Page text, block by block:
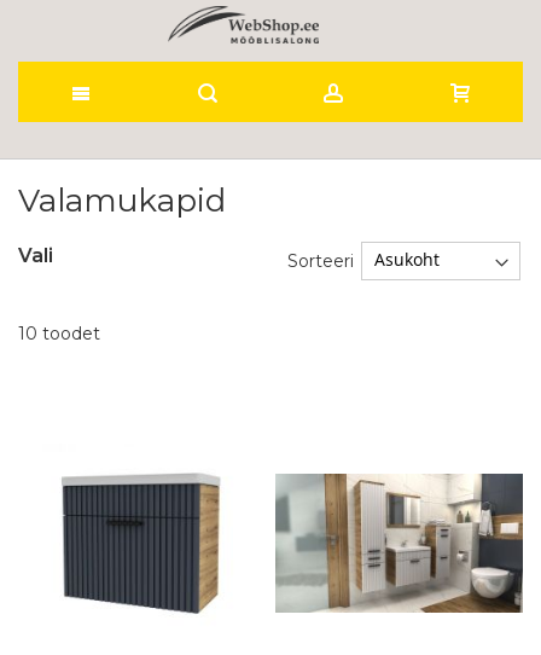
to
Valamukapid
10 toodet
Sorteeri
Vali